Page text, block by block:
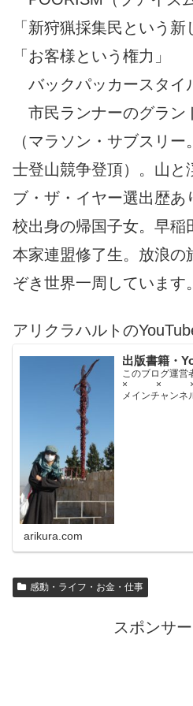
「新狩猟採集民という新
「お客様という権力」
バックパッカースタイ
市民ランナーのグラン
（マラソン・サブスリ
士登山競争登頂）。山と
ブ・ザ・イヤー選出歴あ
校出身の帰国子女。早稲
本家連盟修了生。放浪の
ぞき世界一周しています。
アリクラハルトの
出版書籍・
このブログ運営
× × ×
メインチャンネ
arikura.com
感動・ライフ・お金・仕事
スポンサ